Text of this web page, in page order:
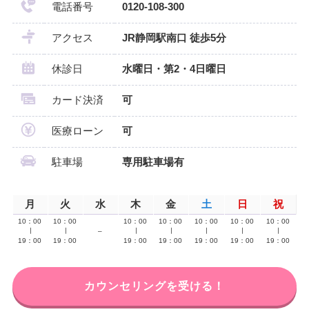
電話番号 0120-108-300
アクセス JR静岡駅南口 徒歩5分
休診日 水曜日・第2・4日曜日
カード決済 可
医療ローン 可
駐車場 専用駐車場有
月 火 水 木 金 土 日 祝
10：00
19：00
10：00
19：00
–
10：00
19：00
10：00
19：00
10：00
19：00
10：00
19：00
10：00
19：00
カウンセリングを受ける！